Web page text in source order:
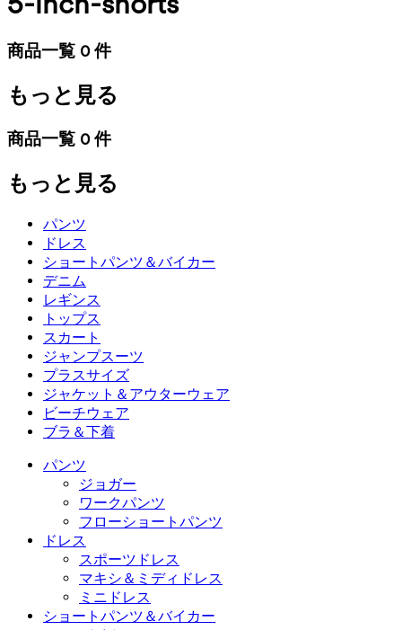
商品一覧 0 件
もっと見る
商品一覧 0 件
もっと見る
パンツ
パンツ
ジョガー
ワークパンツ
フローショートパンツ
ドレス
ドレス
スポーツドレス
マキシ＆ミディドレス
ミニドレス
ショートパンツ＆バイカー
ショートパンツ＆バイカー
バイカー
デニムショートパンツ
2.5インチショートパンツ
デニム
デニム
デニムレギンス
ワイドレッグジーンズ
デニムショートパンツ
デニムスカート
レギンス
レギンス
デニムレギンス
ヒップアップレギンス
ヨガレギンス
トップス
トップス
スポーツブラ
Tシャツ
スカート
スカート
アクティブスカート
ミニスカート
マキシ＆ミディスカート
ジャンプスーツ
ジャンプスーツ
オーバーオール
ロンパース
プラスサイズ
プラスサイズ
プラスサイズボトムス
プラスサイズトップス
プラスサイズドレス
ジャケット＆アウターウェア
ジャケット＆アウターウェア
ジャケット＆アウターウェア
アウターウェア
ビーチウェア
ビーチウェア
水着トップス
水着ボトムス
水着セット
ブラ＆下着
ブラ＆下着
ブラ
下着
パンツ
ジョガー
ワークパンツ
フローショートパンツ
ドレス
スポーツドレス
マキシ＆ミディドレス
ミニドレス
ショートパンツ＆バイカー